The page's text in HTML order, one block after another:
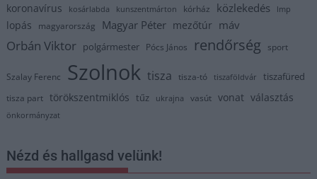
koronavírus kosárlabda kunszentmárton kórház közlekedés lmp
lopás magyarország Magyar Péter mezőtúr máv
Orbán Viktor polgármester Pócs János rendőrség sport
Szalay Ferenc Szolnok tisza tisza-tó tiszaföldvár tiszafüred
tisza part törökszentmiklós tűz ukrajna vasút vonat választás
önkormányzat
Nézd és hallgasd velünk!